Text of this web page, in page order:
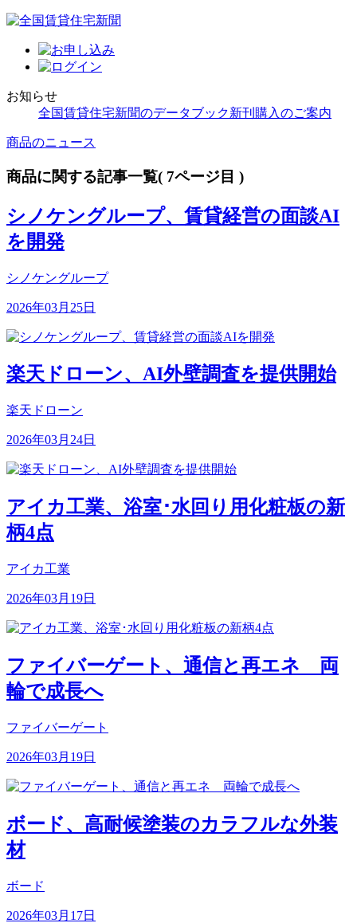
お知らせ
全国賃貸住宅新聞のデータブック新刊購入のご案内
商品のニュース
商品に関する記事一覧( 7ページ目 )
シノケングループ、賃貸経営の面談AI
を開発
シノケングループ
2026年03月25日
楽天ドローン、AI外壁調査を提供開始
楽天ドローン
2026年03月24日
アイカ工業、浴室･水回り用化粧板の新
柄4点
アイカ工業
2026年03月19日
ファイバーゲート、通信と再エネ 両
輪で成長へ
ファイバーゲート
2026年03月19日
ボード、高耐候塗装のカラフルな外装
材
ボード
2026年03月17日